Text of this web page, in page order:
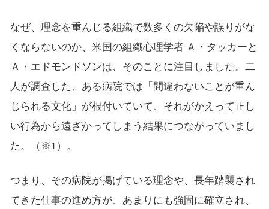
なぜ、理念を重んじる組織で数多くの欠陥や誤りがな
くならないのか、米国の組織心理学者 Ａ・タッカーと
Ａ・エドモンドソンは、そのことに注目しました。二
人が調査した、ある病院では「間違わないことが重ん
じられる文化」が根付いていて、それがかえって正し
い行為から遠ざかってしまう結果につながっていまし
た。（※1）。
つまり、その病院が掲げている理念や、長年踏襲され
てきた仕事の進め方が、あまりにも強固に確立され、